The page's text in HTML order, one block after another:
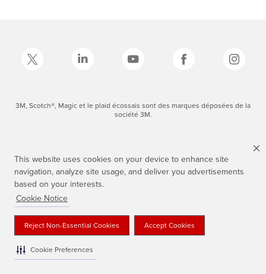
This website uses cookies on your device to enhance site
navigation, analyze site usage, and deliver you advertisements
based on your interests.
Cookie Notice
Reject Non-Essential Cookies Accept Cookies
Cookie Preferences
3M, Scotch®, Magic et le plaid écossais sont des marques déposées de la
société 3M.